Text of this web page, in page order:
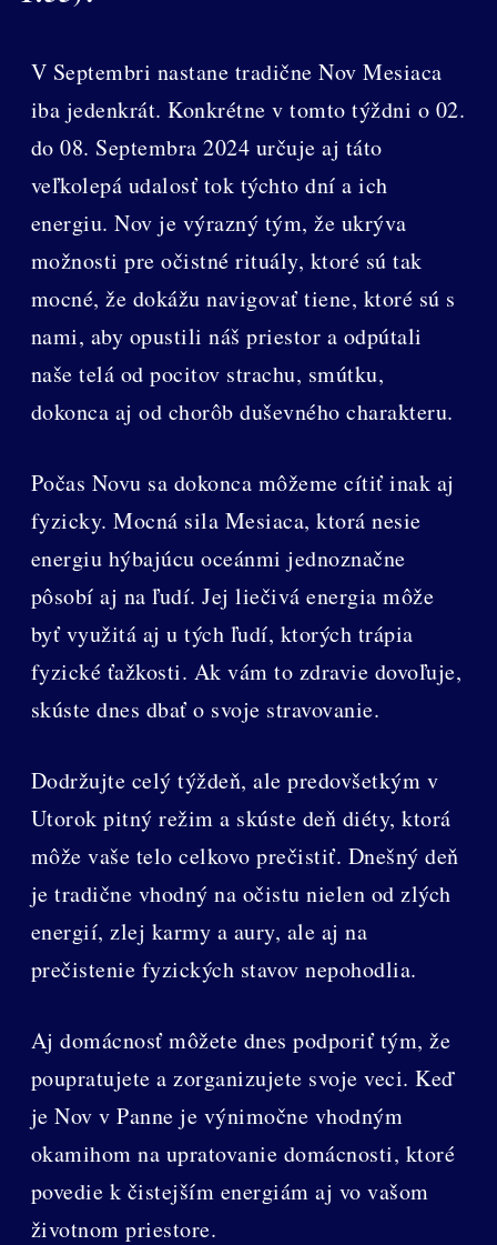
V Septembri nastane tradične Nov Mesiaca
iba jedenkrát. Konkrétne v tomto týždni o 02.
do 08. Septembra 2024 určuje aj táto
veľkolepá udalosť tok týchto dní a ich
energiu. Nov je výrazný tým, že ukrýva
možnosti pre očistné rituály, ktoré sú tak
mocné, že dokážu navigovať tiene, ktoré sú s
nami, aby opustili náš priestor a odpútali
naše telá od pocitov strachu, smútku,
dokonca aj od chorôb duševného charakteru.
Počas Novu sa dokonca môžeme cítiť inak aj
fyzicky. Mocná sila Mesiaca, ktorá nesie
energiu hýbajúcu oceánmi jednoznačne
pôsobí aj na ľudí. Jej liečivá energia môže
byť využitá aj u tých ľudí, ktorých trápia
fyzické ťažkosti. Ak vám to zdravie dovoľuje,
skúste dnes dbať o svoje stravovanie.
Dodržujte celý týždeň, ale predovšetkým v
Utorok pitný režim a skúste deň diéty, ktorá
môže vaše telo celkovo prečistiť. Dnešný deň
je tradične vhodný na očistu nielen od zlých
energií, zlej karmy a aury, ale aj na
prečistenie fyzických stavov nepohodlia.
Aj domácnosť môžete dnes podporiť tým, že
poupratujete a zorganizujete svoje veci. Keď
je Nov v Panne je výnimočne vhodným
okamihom na upratovanie domácnosti, ktoré
povedie k čistejším energiám aj vo vašom
životnom priestore.